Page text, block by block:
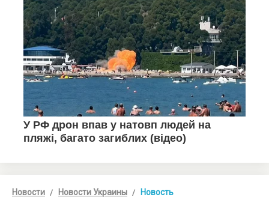
Новости Новости Украины Новость